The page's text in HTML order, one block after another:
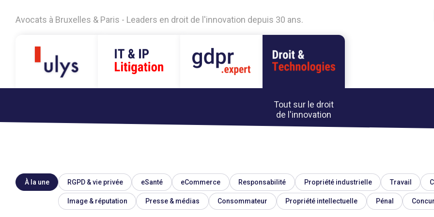
Avocats à Bruxelles & Paris - Leaders en droit de l'innovation depuis 30 ans.
Tout sur le droit
de l'innovation
À la une RGPD & vie privée eSanté eCommerce Responsabilité Propriété industrielle Travail
Image & réputation Presse & médias Consommateur Propriété intellectuelle Pénal